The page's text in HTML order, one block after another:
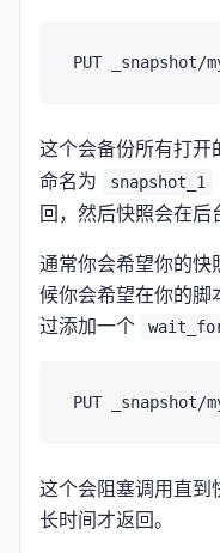
这个会备份所有打开
命名为
snapshot_1
回，然后快照会在后
通常你会希望你的快
候你会希望在你的脚
过添加一个
这个会阻塞调用直到
长时间才返回。